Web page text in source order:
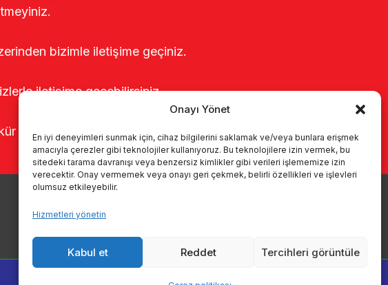
Onayı Yönet
En iyi deneyimleri sunmak için, cihaz bilgilerini saklamak ve/veya bunlara erişmek
amacıyla çerezler gibi teknolojiler kullanıyoruz. Bu teknolojilere izin vermek, bu
sitedeki tarama davranışı veya benzersiz kimlikler gibi verileri işlememize izin
verecektir. Onay vermemek veya onayı geri çekmek, belirli özellikleri ve işlevleri
olumsuz etkileyebilir.
Hizmetleri yönetin
Kabul et Reddet Tercihleri görüntüle
bizimle iletişime geçiniz.
iletişime geçebilirsiniz.
ederiz.
Sağımhaneler Kataloglar